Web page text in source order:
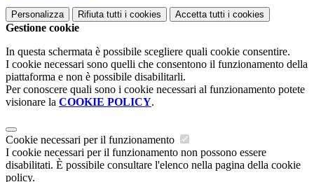
Personalizza Rifiuta tutti i cookies Accetta tutti i cookies
Gestione cookie
In questa schermata è possibile scegliere quali cookie consentire.
I cookie necessari sono quelli che consentono il funzionamento della
piattaforma e non è possibile disabilitarli.
Per conoscere quali sono i cookie necessari al funzionamento potete
visionare la COOKIE POLICY.
Cookie necessari per il funzionamento
I cookie necessari per il funzionamento non possono essere
disabilitati. È possibile consultare l'elenco nella pagina della cookie
policy.